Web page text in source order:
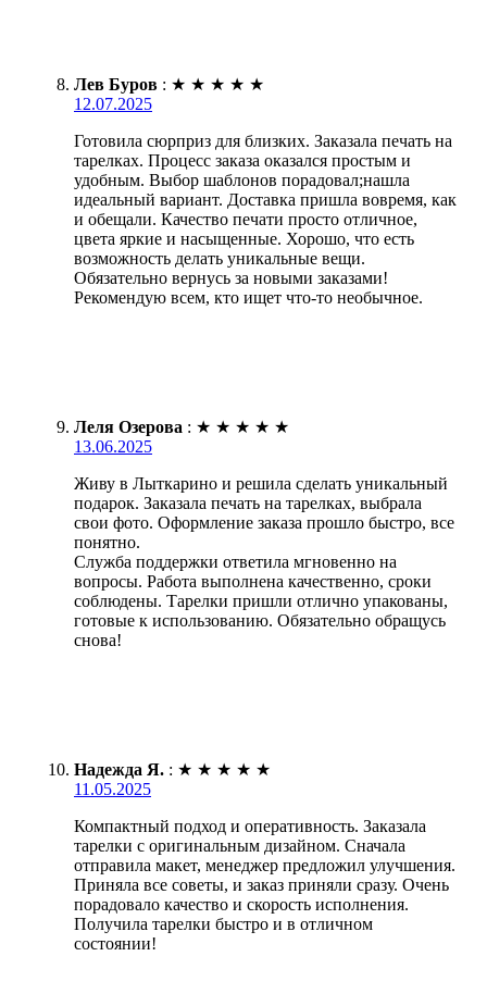
Лев Буров : ★ ★ ★ ★ ★
12.07.2025
Готовила сюрприз для близких. Заказала печать на
тарелках. Процесс заказа оказался простым и
удобным. Выбор шаблонов порадовал;нашла
идеальный вариант. Доставка пришла вовремя, как
и обещали. Качество печати просто отличное,
цвета яркие и насыщенные. Хорошо, что есть
возможность делать уникальные вещи.
Обязательно вернусь за новыми заказами!
Рекомендую всем, кто ищет что-то необычное.
Леля Озерова : ★ ★ ★ ★ ★
13.06.2025
Живу в Лыткарино и решила сделать уникальный
подарок. Заказала печать на тарелках, выбрала
свои фото. Оформление заказа прошло быстро, все
понятно.
Служба поддержки ответила мгновенно на
вопросы. Работа выполнена качественно, сроки
соблюдены. Тарелки пришли отлично упакованы,
готовые к использованию. Обязательно обращусь
снова!
Надежда Я. : ★ ★ ★ ★ ★
11.05.2025
Компактный подход и оперативность. Заказала
тарелки с оригинальным дизайном. Сначала
отправила макет, менеджер предложил улучшения.
Приняла все советы, и заказ приняли сразу. Очень
порадовало качество и скорость исполнения.
Получила тарелки быстро и в отличном
состоянии!